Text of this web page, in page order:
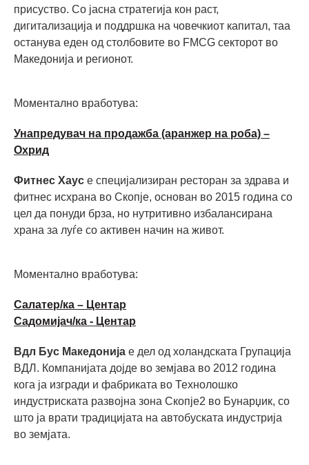
присуство. Со јасна стратегија кон раст,
дигитализација и поддршка на човечкиот капитал, таа
останува еден од столбовите во FMCG секторот во
Македонија и регионот.
Моментално вработува:
Унапредувач на продажба (аранжер на роба) –
Охрид
Фитнес Хаус е специјализиран ресторан за здрава и
фитнес исхрана во Скопје, основан во 2015 година со
цел да понуди брза, но нутритивно избалансирана
храна за луѓе со активен начин на живот.
Моментално вработува:
Салатер/ка – Центар
Садомијач/ка - Центар
Вдл Бус Македонија е дел од холандската Групација
ВДЛ. Компанијата дојде во земјава во 2012 година
кога ја изгради и фабриката во Технолошко
индустриската развојна зона Скопје2 во Бунарџик, со
што ја врати традицијата на автобуската индустрија
во земјата.